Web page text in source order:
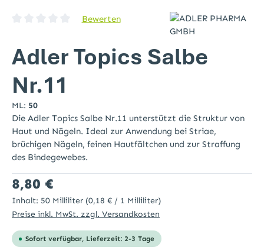
Durchschnittliche Bewertung von 0 von 5 Sternen
Bewerten
Adler Topics Salbe
Nr.11
ML: 50
Die Adler Topics Salbe Nr.11 unterstützt die Struktur von
Haut und Nägeln. Ideal zur Anwendung bei Striae,
brüchigen Nägeln, feinen Hautfältchen und zur Straffung
des Bindegewebes.
Regulärer Preis:
8,80 €
Inhalt: 50 Milliliter (0,18 € / 1 Milliliter)
Preise inkl. MwSt. zzgl. Versandkosten
Sofort verfügbar, Lieferzeit: 2-3 Tage